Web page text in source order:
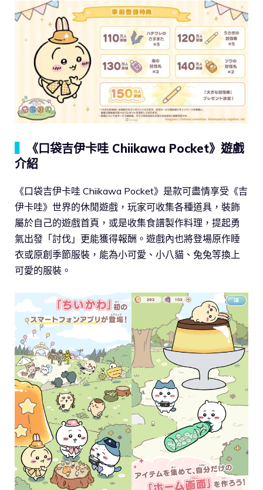
《口袋吉伊卡哇 Chiikawa Pocket》遊戲
介紹
《口袋吉伊卡哇 Chiikawa Pocket》是款可盡情享受《吉
伊卡哇》世界的休閒遊戲，玩家可收集各種道具，裝飾
屬於自己的遊戲首頁，或是收集食譜製作料理，提起勇
氣出發「討伐」更能獲得報酬。遊戲內也將登場原作睡
衣或原創季節服裝，能為小可愛、小八貓、兔兔等換上
可愛的服裝。